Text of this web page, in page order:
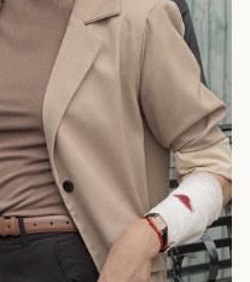
Ô tô - Xe máy
Ô tô
Xe máy
Tư vấn